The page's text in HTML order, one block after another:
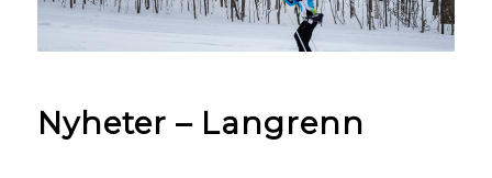
Nyheter – Langrenn